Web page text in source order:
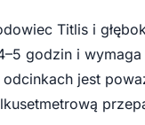
Titlis i
godzin i
jest